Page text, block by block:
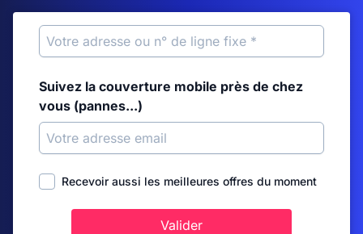
Suivez la couverture mobile près de chez
vous (pannes...)
Recevoir aussi les meilleures offres du moment
Valider